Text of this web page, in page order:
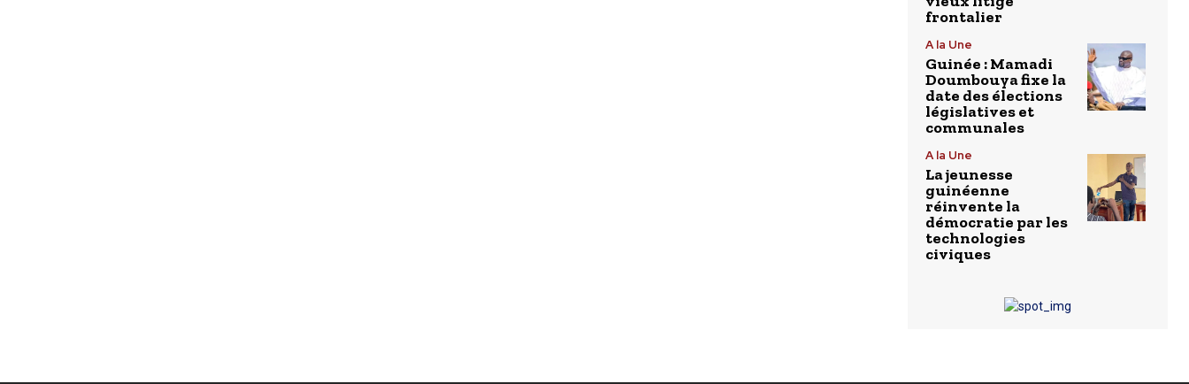
frontalier
A la Une
Guinée : Mamadi
Doumbouya fixe la
date des élections
législatives et
communales
A la Une
La jeunesse
guinéenne
réinvente la
démocratie par les
technologies
civiques